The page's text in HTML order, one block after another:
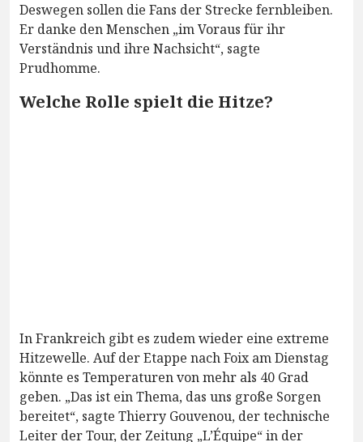
Deswegen sollen die Fans der Strecke fernbleiben.
Er danke den Menschen „im Voraus für ihr
Verständnis und ihre Nachsicht“, sagte
Prudhomme.
Welche Rolle spielt die Hitze?
In Frankreich gibt es zudem wieder eine extreme
Hitzewelle. Auf der Etappe nach Foix am Dienstag
könnte es Temperaturen von mehr als 40 Grad
geben. „Das ist ein Thema, das uns große Sorgen
bereitet“, sagte Thierry Gouvenou, der technische
Leiter der Tour, der Zeitung „L’Équipe“ in der